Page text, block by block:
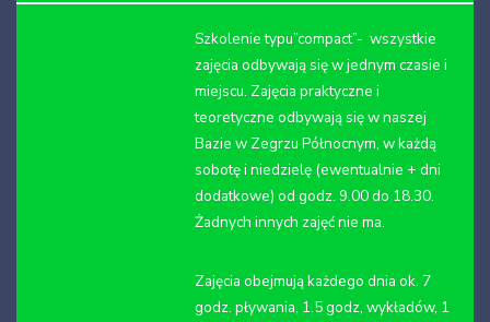
Szkolenie typu”compact”- wszystkie
zajęcia odbywają się w jednym czasie i
miejscu. Zajęcia praktyczne i
teoretyczne odbywają się w naszej
Bazie w Zegrzu Północnym, w każdą
sobotę i niedzielę (ewentualnie + dni
dodatkowe) od godz. 9.00 do 18.30.
Żadnych innych zajęć nie ma.
Zajęcia obejmują każdego dnia ok. 7
godz. pływania, 1.5 godz, wykładów, 1